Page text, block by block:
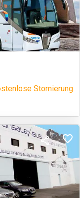
Stornierung.